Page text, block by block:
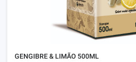
GENGIBRE & LIMÃO 500ML